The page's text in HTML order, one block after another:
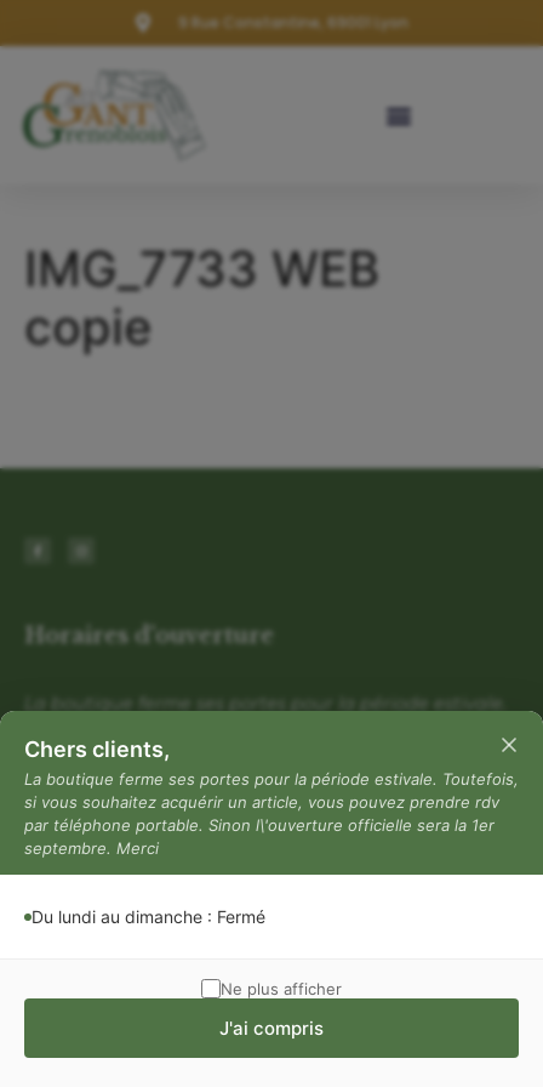
9 Rue Constantine, 69001 Lyon
IMG_7733 WEB
copie
Horaires d'ouverture
La boutique ferme ses portes pour la période estivale.
pouvez prendre rdv par téléphone portable. Sinon
l\'ouverture officielle sera la 1er septembre. Merci
Du lundi au dimanche : Fermé
Mentions légales
Mentions légales
Conditions générales de vente
Chers clients,
La boutique ferme ses portes pour la période estivale. Toutefois,
si vous souhaitez acquérir un article, vous pouvez prendre rdv
par téléphone portable. Sinon l\'ouverture officielle sera la 1er
septembre. Merci
Du lundi au dimanche : Fermé
Ne plus afficher
J'ai compris